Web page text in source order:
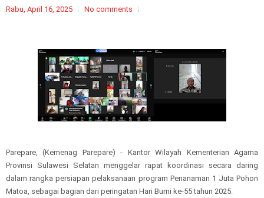
Rabu, April 16, 2025 No comments
Parepare, (Kemenag Parepare) - Kantor Wilayah Kementerian Agama
Provinsi Sulawesi Selatan menggelar rapat koordinasi secara daring
dalam rangka persiapan pelaksanaan program Penanaman 1 Juta Pohon
Matoa, sebagai bagian dari peringatan Hari Bumi ke-55 tahun 2025.